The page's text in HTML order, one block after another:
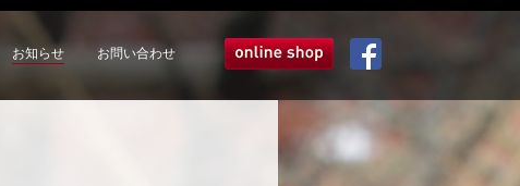
お知らせ お問い合わせ オンラインショップ